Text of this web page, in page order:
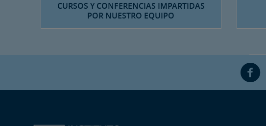
CURSOS Y CONFERENCIAS IMPARTIDAS
POR NUESTRO EQUIPO
F